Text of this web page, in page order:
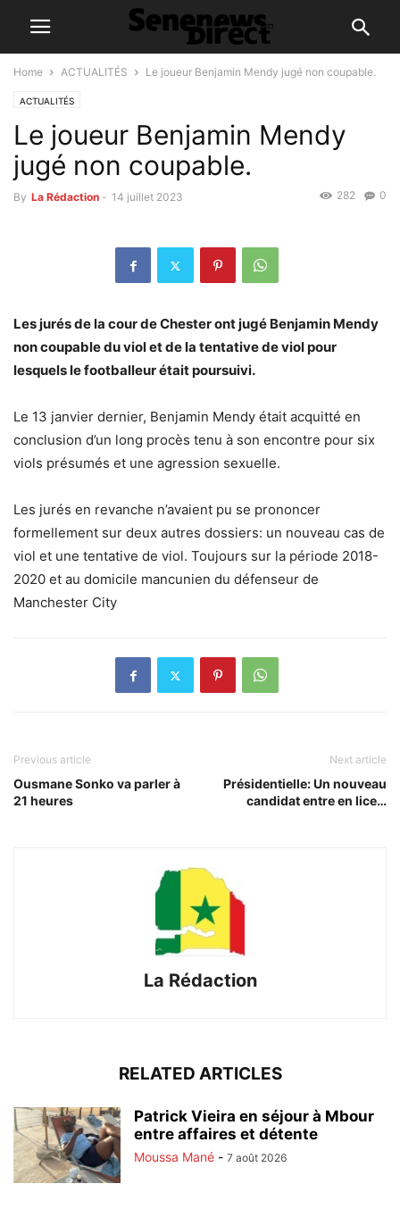
Home ACTUALITÉS Le joueur Benjamin Mendy jugé non coupable.
ACTUALITÉS
Le joueur Benjamin Mendy
jugé non coupable.
By La Rédaction - 14 juillet 2023 0
282
Les jurés de la cour de Chester ont jugé Benjamin Mendy
non coupable du viol et de la tentative de viol pour
lesquels le footballeur était poursuivi.
Le 13 janvier dernier, Benjamin Mendy était acquitté en
conclusion d’un long procès tenu à son encontre pour six
viols présumés et une agression sexuelle.
Les jurés en revanche n’avaient pu se prononcer
formellement sur deux autres dossiers: un nouveau cas de
viol et une tentative de viol. Toujours sur la période 2018-
2020 et au domicile mancunien du défenseur de
Manchester City
Previous article
Ousmane Sonko va parler à
21 heures
Next article
Présidentielle: Un nouveau
candidat entre en lice…
La Rédaction
RELATED ARTICLES
Patrick Vieira en séjour à Mbour
entre affaires et détente
Moussa Mané - 7 août 2026